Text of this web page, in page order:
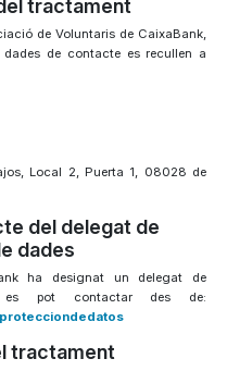
tractament
de Voluntaris de CaixaBank,
de contacte es recullen a
Local 2, Puerta 1, 08028 de
del delegat de
dades
ha designat un delegat de
pot contactar des de:
tractament